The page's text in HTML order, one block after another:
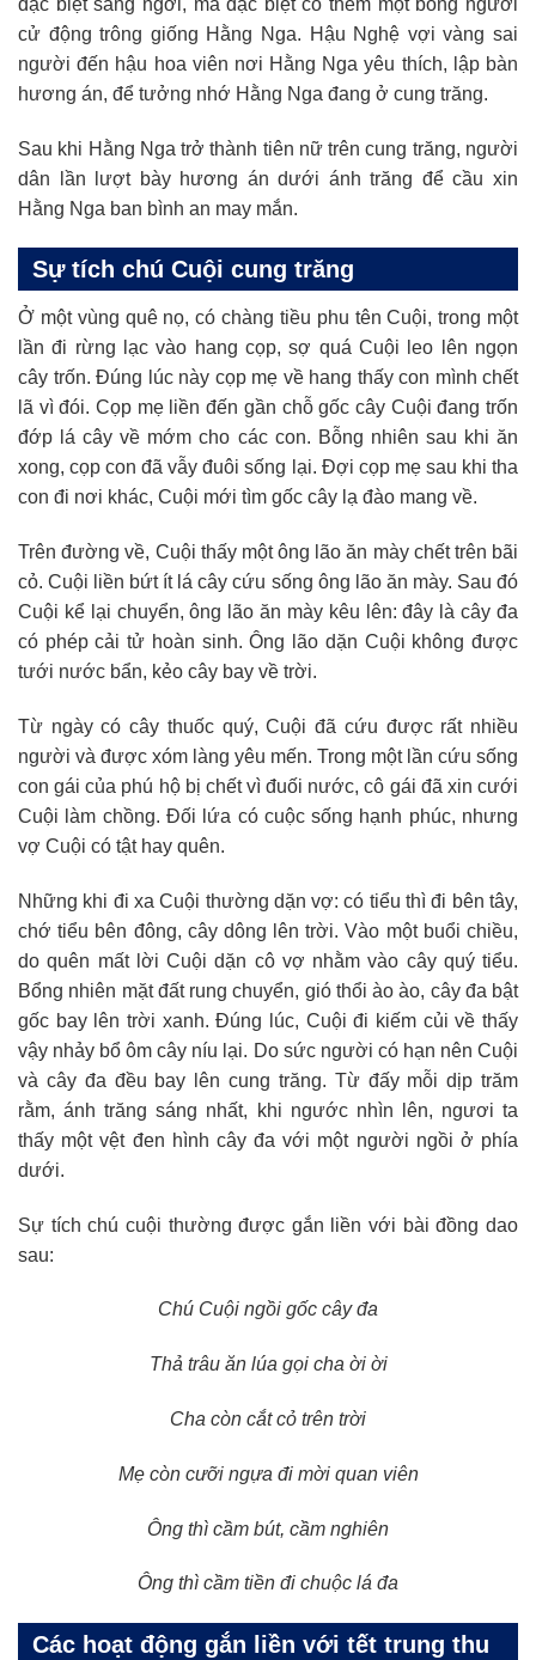
cử động trông giống Hằng Nga. Hậu Nghệ vợi vàng sai
người đến hậu hoa viên nơi Hằng Nga yêu thích, lập bàn
hương án, để tưởng nhớ Hằng Nga đang ở cung trăng.
Sau khi Hằng Nga trở thành tiên nữ trên cung trăng, người
dân lần lượt bày hương án dưới ánh trăng để cầu xin
Hằng Nga ban bình an may mắn.
Sự tích chú Cuội cung trăng
Ở một vùng quê nọ, có chàng tiều phu tên Cuội, trong một
lần đi rừng lạc vào hang cọp, sợ quá Cuội leo lên ngọn
cây trốn. Đúng lúc này cọp mẹ về hang thấy con mình chết
lã vì đói. Cọp mẹ liền đến gần chỗ gốc cây Cuội đang trốn
đớp lá cây về mớm cho các con. Bỗng nhiên sau khi ăn
xong, cọp con đã vẫy đuôi sống lại. Đợi cọp mẹ sau khi tha
con đi nơi khác, Cuội mới tìm gốc cây lạ đào mang về.
Trên đường về, Cuội thấy một ông lão ăn mày chết trên bãi
cỏ. Cuội liền bứt ít lá cây cứu sống ông lão ăn mày. Sau đó
Cuội kể lại chuyển, ông lão ăn mày kêu lên: đây là cây đa
có phép cải tử hoàn sinh. Ông lão dặn Cuội không được
tưới nước bẩn, kẻo cây bay về trời.
Từ ngày có cây thuốc quý, Cuội đã cứu được rất nhiều
người và được xóm làng yêu mến. Trong một lần cứu sống
con gái của phú hộ bị chết vì đuối nước, cô gái đã xin cưới
Cuội làm chồng. Đối lứa có cuộc sống hạnh phúc, nhưng
vợ Cuội có tật hay quên.
Những khi đi xa Cuội thường dặn vợ: có tiểu thì đi bên tây,
chớ tiểu bên đông, cây dông lên trời. Vào một buổi chiều,
do quên mất lời Cuội dặn cô vợ nhằm vào cây quý tiểu.
Bổng nhiên mặt đất rung chuyển, gió thổi ào ào, cây đa bật
gốc bay lên trời xanh. Đúng lúc, Cuội đi kiếm củi về thấy
vậy nhảy bổ ôm cây níu lại. Do sức người có hạn nên Cuội
và cây đa đều bay lên cung trăng. Từ đấy mỗi dịp trăm
rằm, ánh trăng sáng nhất, khi ngước nhìn lên, ngươi ta
thấy một vệt đen hình cây đa với một người ngồi ở phía
dưới.
Sự tích chú cuội thường được gắn liền với bài đồng dao
sau:
Chú Cuội ngồi gốc cây đa
Thả trâu ăn lúa gọi cha ời ời
Cha còn cắt cỏ trên trời
Mẹ còn cưỡi ngựa đi mời quan viên
Ông thì cầm bút, cầm nghiên
Ông thì cầm tiền đi chuộc lá đa
Các hoạt động gắn liền với tết trung thu